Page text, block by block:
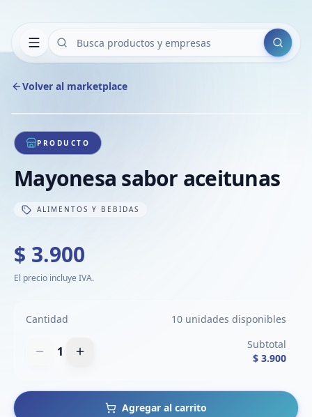
Buscar
Volver al marketplace
1/1
PRODUCTO
Mayonesa sabor aceitunas
ALIMENTOS Y BEBIDAS
$ 3.900
El precio incluye IVA.
Cantidad 10 unidades disponibles
1
Subtotal
$ 3.900
Agregar al carrito